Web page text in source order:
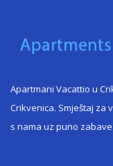
Apartmani Vacattio u
Crikvenica. Smještaj za
s nama uz puno